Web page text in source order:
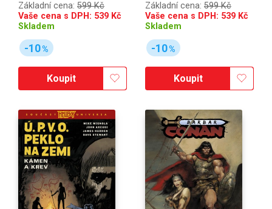
Základní cena: 599 Kč
Vaše cena s DPH: 539 Kč
Skladem
-10%
Koupit
Základní cena: 599 Kč
Vaše cena s DPH: 539 Kč
Skladem
-10%
Koupit